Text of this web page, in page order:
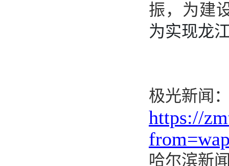
振，为建
为实现龙
极光新闻
https://
哈尔滨新